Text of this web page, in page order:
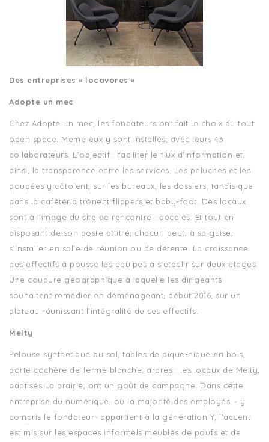
Des entreprises « locavores »
Adopte un mec
Chez Adopte un mec, les fondateurs ont fait le choix du tout
open space. Même eux y sont installés, avec leurs 43
collaborateurs. L’objectif : faciliter le flux d’information et,
ainsi, la transparence entre les services. Les peluches et les
poupées y côtoient, sur les bureaux, les dossiers, tandis que
dans la cafétéria trônent flippers et baby-foot. Des locaux
sont à l’image du site de rencontre : décalés. Et tout en
disposant de son poste attitré, chacun peut, à sa guise,
s’installer en salle de réunion ou de détente. La croissance
des effectifs a poussé les équipes à s’établir sur deux étages.
Une coupure géographique à laquelle les dirigeants
souhaitent remédier en déménageant, début 2016, sur un
plateau réunissant l’intégralité de ses effectifs.
Melty
Pelouse synthétique au sol, tables de pique-nique en bois,
porte cochère de ferme blanche, arbres : les locaux de Melty,
baptisés La prairie, ont un goût de campagne. Dans cette
entreprise du numérique, où la majorité des employés – y
compris le fondateur- appartient à la génération Y, l’accent
est mis sur les espaces informels meublés de poufs et de